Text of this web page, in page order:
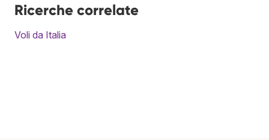
Ricerche correlate
Voli da Italia